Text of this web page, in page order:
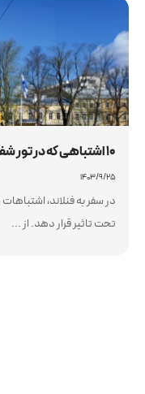
10 اشتباهی که در تور شفق قطبی فنلاند نباید انجام دهید
۱۴۰۳/۹/۲۵
در سفر به فنلاند،
تحت تاثیر قرار دهد. از ...